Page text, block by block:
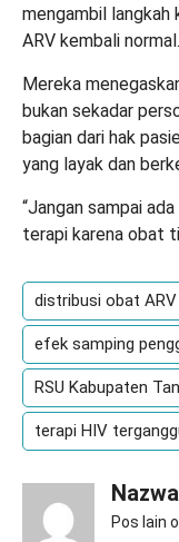
mengambil
ARV kembali normal.
Mereka
bukan sekadar
bagian dari hak
yang layak dan
“Jangan sampai
terapi karena obat
distribusi obat
efek samping
RSU Kabupaten
terapi HIV
Nazwa
Pos lain